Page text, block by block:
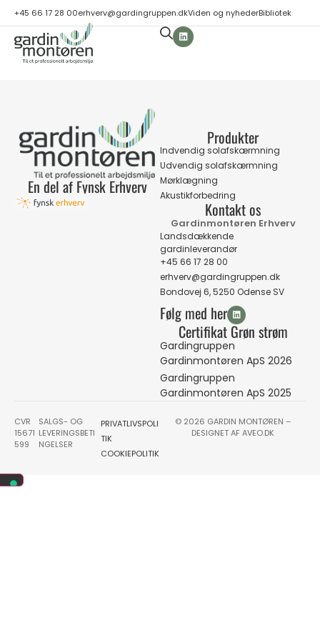
+45 66 17 28 00erhverv@gardingruppen.dkViden og nyhederBibliotek
En del af Fynsk Erhverv
Produkter
Indvendig solafskærmning
Udvendig solafskærmning
Mørklægning
Akustikforbedring
Kontakt os
Gardinmontøren Erhverv
Landsdækkende
gardinleverandør
+45 66 17 28 00
erhverv@gardingruppen.dk
Bondovej 6, 5250 Odense SV
Følg med her
Certifikat Grøn strøm
Gardingruppen
Gardinmontøren ApS 2026
Gardingruppen
Gardinmontøren ApS 2025
© 2026 GARDIN MONTØREN –
DESIGNET AFAVEO.DK
CVR
15671
599
SALGS- OG
LEVERINGSBETI
NGELSER
PRIVATLIVSPOLI
TIK
COOKIEPOLITIK